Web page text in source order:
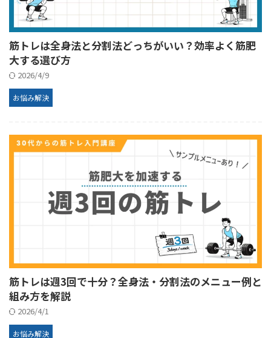
筋トレは全身法と分割法どっちがいい？効率よく筋肥
大する選び方
2026/4/9
お悩み解決
筋トレは週3回で十分？全身法・分割法のメニュー例と
組み方を解説
2026/4/1
お悩み解決